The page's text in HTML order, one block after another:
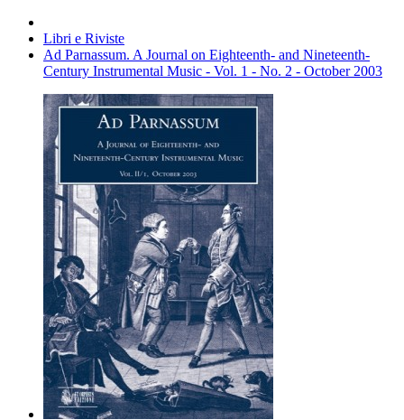
Libri e Riviste
Ad Parnassum. A Journal on Eighteenth- and Nineteenth-
Century Instrumental Music - Vol. 1 - No. 2 - October 2003